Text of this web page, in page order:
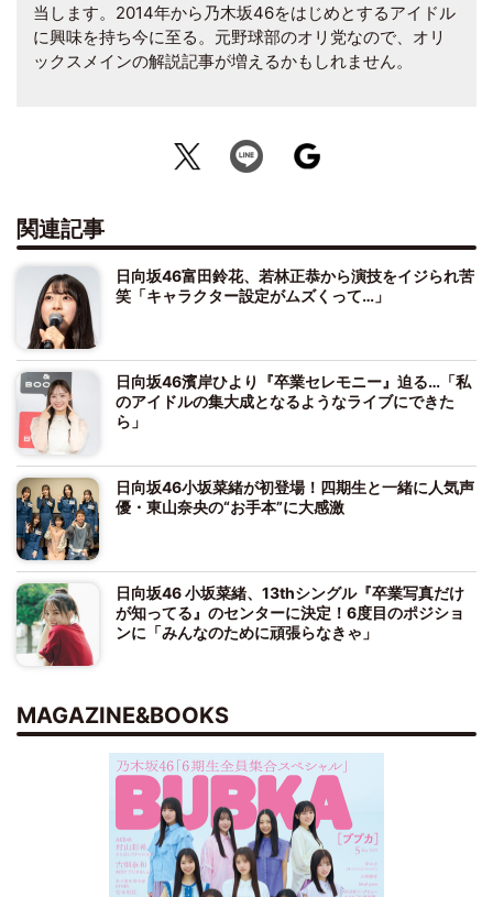
当します。2014年から乃木坂46をはじめとするアイドル
に興味を持ち今に至る。元野球部のオリ党なので、オリ
ックスメインの解説記事が増えるかもしれません。
関連記事
日向坂46富田鈴花、若林正恭から演技をイジられ苦
笑「キャラクター設定がムズくって…」
日向坂46濱岸ひより『卒業セレモニー』迫る…「私
のアイドルの集大成となるようなライブにできた
ら」
日向坂46小坂菜緒が初登場！四期生と一緒に人気声
優・東山奈央の“お手本”に大感激
日向坂46 小坂菜緒、13thシングル『卒業写真だけ
が知ってる』のセンターに決定！6度目のポジショ
ンに「みんなのために頑張らなきゃ」
MAGAZINE&BOOKS